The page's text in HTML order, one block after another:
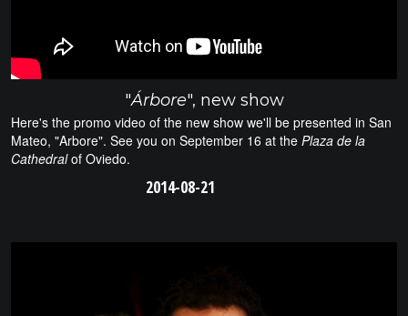
"Árbore", new show
Here's the promo video of the new show we'll be presented in San
Mateo, "Arbore". See you on September 16 at the Plaza de la
Cathedralof Oviedo.
2014-08-21